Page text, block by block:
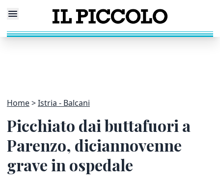
Home Istria - Balcani
Picchiato dai buttafuori a
Parenzo, diciannovenne
grave in ospedale